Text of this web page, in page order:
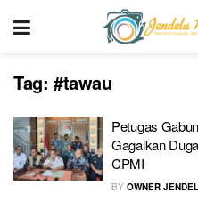
Tag: #tawau
Petugas
Gagalkan
CPMI
BY OWNER